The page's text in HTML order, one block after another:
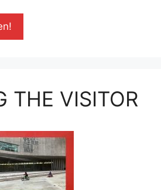
THE VISITOR